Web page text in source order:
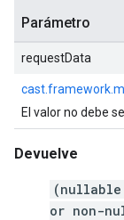
Parámetro
requestData
El valor no debe
Devuelve
(nullable
or non-